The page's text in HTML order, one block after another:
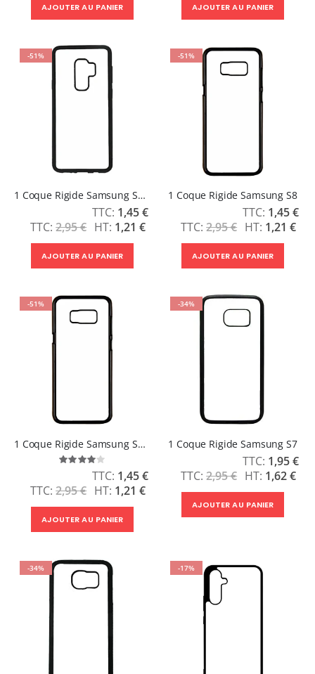
AJOUTER AU PANIER AJOUTER AU PANIER
-51%
1 Coque Rigide Samsung S9 Plus
2,95 €
Prix
Spécial
1,45 €
1,21 €
AJOUTER AU PANIER
-51%
1 Coque Rigide Samsung S8
2,95 €
Prix
Spécial
1,45 €
1,21 €
AJOUTER AU PANIER
-51%
1 Coque Rigide Samsung S8 Plus
Évaluation:
80%
2,95 €
Prix
Spécial
1,45 €
1,21 €
AJOUTER AU PANIER
-34%
1 Coque Rigide Samsung S7
2,95 €
Prix
Spécial
1,95 €
1,62 €
AJOUTER AU PANIER
-34% -17%